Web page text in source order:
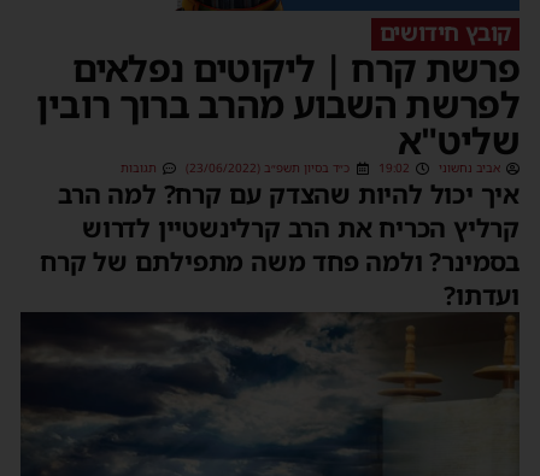
קובץ חידושים
פרשת קרח | ליקוטים נפלאים
לפרשת השבוע מהרב ברוך רובין
שליט"א
אביב נחשוני 19:02 כ״ד בסיון תשפ״ב (23/06/2022) תגובות
איך יכול להיות שהצדק עם קרח? למה הרב
קרליץ הכריח את הרב קרלינשטיין לדרוש
בסמינר? ולמה פחד משה מתפילתם של קרח
ועדתו?